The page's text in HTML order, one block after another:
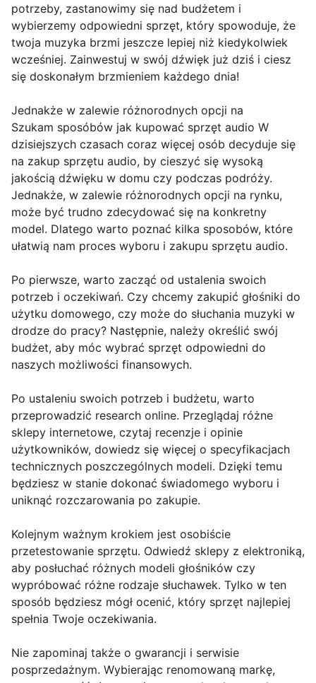
potrzeby, zastanowimy się nad budżetem i
wybierzemy odpowiedni sprzęt, który spowoduje, że
twoja muzyka brzmi jeszcze lepiej niż kiedykolwiek
wcześniej. Zainwestuj w swój dźwięk już dziś i ciesz
się doskonałym brzmieniem każdego dnia!
Jednakże w zalewie różnorodnych opcji na
Szukam sposóbów jak kupować sprzęt audio W
dzisiejszych czasach coraz więcej osób decyduje się
na zakup sprzętu audio, by cieszyć się wysoką
jakością dźwięku w domu czy podczas podróży.
Jednakże, w zalewie różnorodnych opcji na rynku,
może być trudno zdecydować się na konkretny
model. Dlatego warto poznać kilka sposobów, które
ułatwią nam proces wyboru i zakupu sprzętu audio.
Po pierwsze, warto zacząć od ustalenia swoich
potrzeb i oczekiwań. Czy chcemy zakupić głośniki do
użytku domowego, czy może do słuchania muzyki w
drodze do pracy? Następnie, należy określić swój
budżet, aby móc wybrać sprzęt odpowiedni do
naszych możliwości finansowych.
Po ustaleniu swoich potrzeb i budżetu, warto
przeprowadzić research online. Przeglądaj różne
sklepy internetowe, czytaj recenzje i opinie
użytkowników, dowiedz się więcej o specyfikacjach
technicznych poszczególnych modeli. Dzięki temu
będziesz w stanie dokonać świadomego wyboru i
uniknąć rozczarowania po zakupie.
Kolejnym ważnym krokiem jest osobiście
przetestowanie sprzętu. Odwiedź sklepy z elektroniką,
aby posłuchać różnych modeli głośników czy
wypróbować różne rodzaje słuchawek. Tylko w ten
sposób będziesz mógł ocenić, który sprzęt najlepiej
spełnia Twoje oczekiwania.
Nie zapominaj także o gwarancji i serwisie
posprzedażnym. Wybierając renomowaną markę,